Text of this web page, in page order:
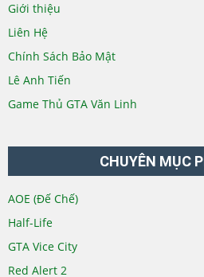
Giới thiệu
Liên Hệ
Chính Sách Bảo Mật
Lê Anh Tiến
Game Thủ GTA Văn Linh
CHUYÊN MỤC
AOE (Đế Chế)
Half-Life
GTA Vice City
Red Alert 2